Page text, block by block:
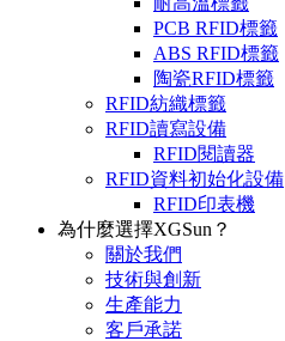
PCB RFID標籤
ABS RFID標籤
陶瓷RFID標籤
RFID紡織標籤
RFID讀寫設備
RFID閱讀器
RFID資料初始化設備
RFID印表機
為什麼選擇XGSun？
關於我們
技術與創新
生產能力
客戶承諾